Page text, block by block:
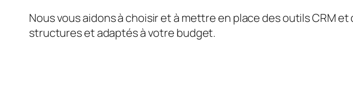
Nous vous aidons à choisir et à mettre en place des outils CRM
structures et adaptés à votre budget.